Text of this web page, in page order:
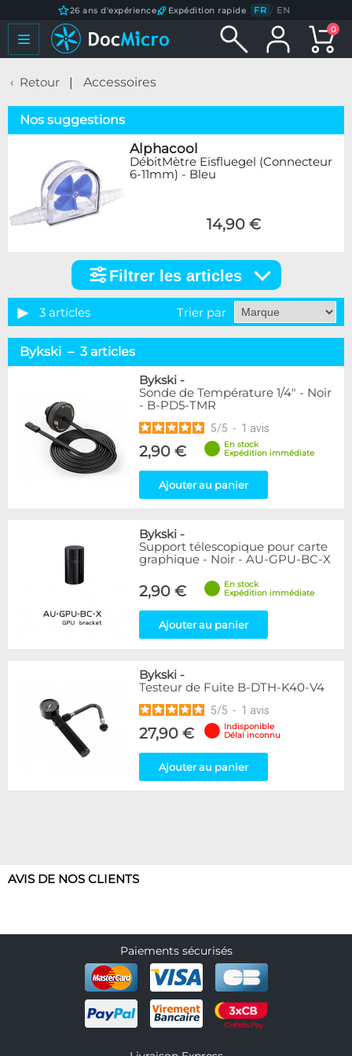
26 ans d'expérience Expédition rapide FR / EN
0
Retour Accessoires
Nos suggestions
Alphacool
DébitMètre Eisfluegel (Connecteur
6-11mm) - Bleu
14,90 €
articles
Catégorie
Visserie
1
Marque
Alphacool
33
DocMicro
7
3
15
KooLance
7
Phobya
XSPC
3
Articles en promotions
Appliquer
Filtrer les articles
3 articles Trier par
Bykski – 3 articles
Bykski -
Sonde de Température 1/4" - Noir
- B-PD5-TMR
5/5 - 1 avis
2,90 €
En stock
Expédition immédiate
Ajouter au panier
Bykski -
Support télescopique pour carte
graphique - Noir - AU-GPU-BC-X
2,90 €
En stock
Expédition immédiate
Ajouter au panier
Bykski -
Testeur de Fuite B-DTH-K40-V4
5/5 - 1 avis
27,90 €
Indisponible
Délai inconnu
Ajouter au panier
AVIS DE NOS CLIENTS
Paiements sécurisés